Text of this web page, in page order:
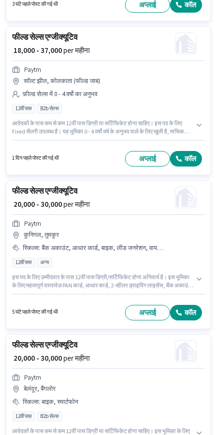
के लिए महत्वपूर्ण दस्तावेज़ PAN कार्ड, आधार कार्ड आवश्यक हैं।
3 घंटे पहले पोस्ट की गई थी अप्लाई कॉल
फील्ड सेल्स एग्जीक्यूटिव
₹ 18,000 - 37,000per महीना
Paytm
सॉल्ट झील, कोलकाता (फील्ड जाब)
फ़ील्ड सेल्स में 0 - 4 वर्षो का अनुभव
12वीं पास B2b सेल्स
आवेदकों के पास कम से कम 12वीं पास डिग्री या सर्टिफिकेट होना चाहिए। इस पद के लिए
Fixed सैलरी उपलब्ध है। यह भूमिका 0 - 4 वर्षो वर्ष के अनुभव वाले के लिए खुली है, मासिक
1 दिन पहले पोस्ट की गई थी अप्लाई कॉल
फील्ड सेल्स एग्जीक्यूटिव
₹ 20,000 - 30,000per महीना
Paytm
कुनिगल, तुमकुर
स्किल्स: बैंक अकाउंट, आधार कार्ड, बाइक, लीड जनरेशन, वायरिंग, स्मार्टफोन, PAN कार्ड, एरिया नॉलेज, 2-व्हीलर ड्राइविंग लाइसेंस
12वीं पास अन्य
इस पद के लिए उम्मीदवार के पास 12वीं पास डिग्री/सर्टिफिकेट होना अनिवार्य है। इस भूमिका
के लिए महत्वपूर्ण दस्तावेज़ PAN कार्ड, आधार कार्ड, 2-व्हीलर ड्राइविंग लाइसेंस, बैंक अकाउंट
कुनिगल, तुमकुर में स्थित है। इस भूमिका के लिए आवेदक के पास लीड जनरेशन, वायरिंग,
5 घंटे पहले पोस्ट की गई थी अप्लाई कॉल
फील्ड सेल्स एग्जीक्यूटिव
₹ 20,000 - 30,000per महीना
Paytm
बेलंदूर, बैंगलोर
स्किल्स: बाइक, स्मार्टफोन
12वीं पास B2b सेल्स
आवेदकों के पास कम से कम 12वीं पास डिग्री या सर्टिफिकेट होना चाहिए। इस भूमिका के लिए